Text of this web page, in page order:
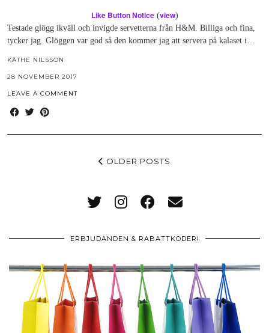
Like Button Notice(view)
Testade glögg ikväll och invigde servetterna från H&M. Billiga och fina,
tycker jag. Glöggen var god så den kommer jag att servera på kalaset i…
KÄTHE NILSSON
28 NOVEMBER 2017
LEAVE A COMMENT
OLDER POSTS
ERBJUDANDEN & RABATTKODER!